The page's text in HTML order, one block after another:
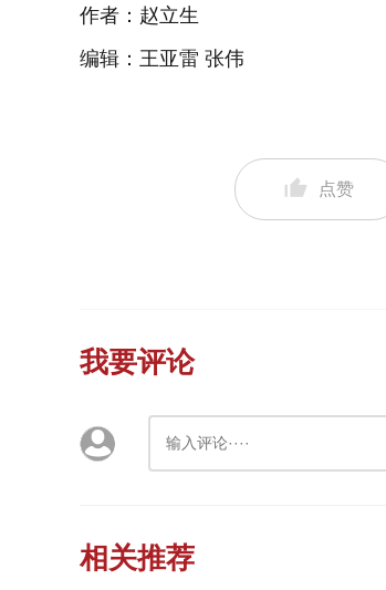
作者：赵立生
编辑：王亚雷 张伟
点赞
我要评论
相关推荐